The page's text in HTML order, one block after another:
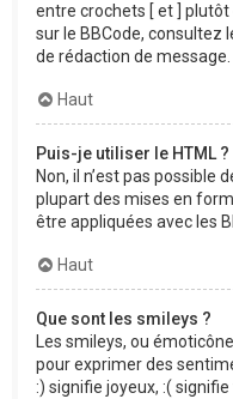
entre crochets [ et ] plutôt
sur le BBCode, consultez
de rédaction de message.
Haut
Puis-je utiliser le HTML ?
Non, il n’est pas possible
plupart des mises en
être appliquées avec les
Haut
Que sont les smileys ?
Les smileys, ou
pour exprimer des
:) signifie joyeux, :(